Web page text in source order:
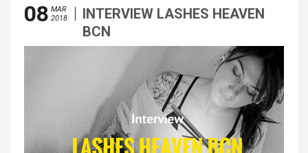
08 MAR
2018
INTERVIEW LASHES HEAVEN
BCN